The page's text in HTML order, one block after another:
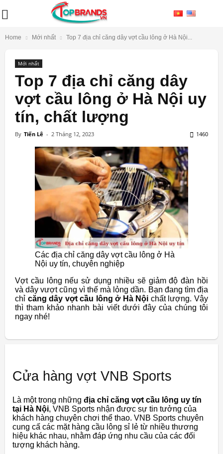
Home Mới nhất Top 7 địa chỉ căng dây vợt cầu lông ở Hà Nội...
Mới nhất
Top 7 địa chỉ căng dây
vợt cầu lông ở Hà Nội uy
tín, chất lượng
By Tiến Lê - 2 Tháng 12, 2023 1460
Các địa chỉ căng dây vợt cầu lông ở Hà
Nội uy tín, chuyên nghiệp
Vợt cầu lông nếu sử dụng nhiều sẽ giảm độ đàn hồi
và dây vượt cũng vì thế mà lỏng dần. Bạn đang tìm địa
chỉ căng dây vợt cầu lông ở Hà Nội chất lượng. Vậy
thì tham khảo nhanh bài viết dưới đây của chúng tôi
ngay nhé!
Cửa hàng vợt VNB Sports
Là một trong những địa chỉ căng vợt cầu lông uy tín
tại Hà Nội, VNB Sports nhận được sự tin tưởng của
khách hàng chuyên chơi thể thao. VNB Sports chuyên
cung cấ các mặt hàng cầu lông sỉ lẻ từ nhiều thương
hiệu khác nhau, nhằm đáp ứng nhu cầu của các đối
tượng khách hàng.